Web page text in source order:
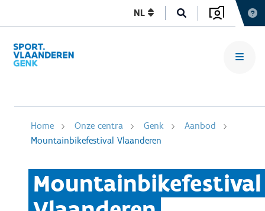
NL
Home Onze centra Genk
Aanbod
Mountainbikefestival Vlaanderen
Mountainbikefestival